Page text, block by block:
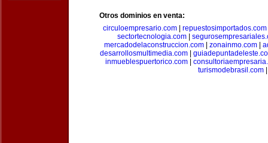
Otros dominios en venta:
circuloempresario.com| repuestosimportados.com
sectortecnologia.com
mercadodelaconstruccion.com
zonainmo.com
desarrollosmultimedia.com
inmueblespuertorico.com
turismodebrasil.com